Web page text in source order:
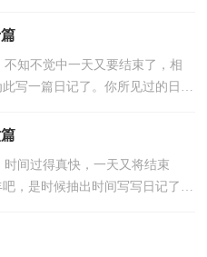
知不觉中一天又要结束了，相
写一篇日记了。你所见过的日记
间过得真快，一天又将结束
，是时候抽出时间写写日记了。